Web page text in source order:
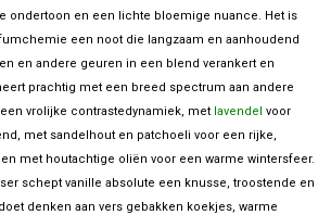
ondertoon en een lichte bloemige nuance. Het is
een noot die langzaam en aanhoudend
en andere geuren in een blend verankert en
prachtig met een breed spectrum aan andere
vrolijke contrastedynamiek, met lavendel voor
met sandelhout en patchoeli voor een rijke,
met houtachtige oliën voor een warme wintersfeer.
schept vanille absolute een knusse, troostende en
denken aan vers gebakken koekjes, warme